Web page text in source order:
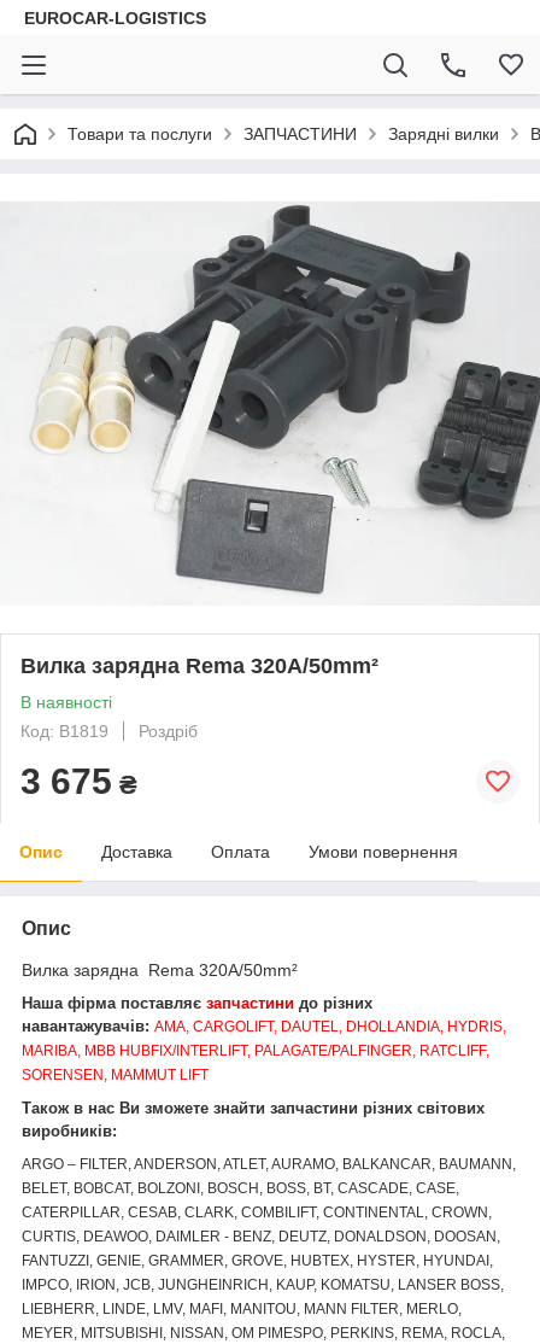
EUROCAR-LOGISTICS
Товари та послуги ЗАПЧАСТИНИ Зарядні вилки
Вилка зарядна Rema 320A/50mm²
В наявності
Код: В1819
Роздріб
3 675 ₴
Опис Доставка Оплата Умови повернення
Опис
Вилка зарядна Rema 320A/50mm²
Наша фірма поставляє запчастини до різних
навантажувачів: AMA, CARGOLIFT, DAUTEL, DHOLLANDIA, HYDRIS,
MARIBA, MBB HUBFIX/INTERLIFT, PALAGATE/PALFINGER, RATCLIFF,
SORENSEN, MAMMUT LIFT
Також в нас Ви зможете знайти запчастини різних світових
виробників:
ARGO – FILTER, ANDERSON, ATLET, AURAMO, BALKANCAR, BAUMANN,
BELET, BOBCAT, BOLZONI, BOSCH, BOSS, BT, CASCADE, CASE,
CATERPILLAR, CESAB, CLARK, COMBILIFT, CONTINENTAL, CROWN,
CURTIS, DEAWOO, DAIMLER - BENZ, DEUTZ, DONALDSON, DOOSAN,
FANTUZZI, GENIE, GRAMMER, GROVE, HUBTEX, HYSTER, HYUNDAI,
IMPCO, IRION, JCB, JUNGHEINRICH, KAUP, KOMATSU, LANSER BOSS,
LIEBHERR, LINDE, LMV, MAFI, MANITOU, MANN FILTER, MERLO,
MEYER, MITSUBISHI, NISSAN, OM PIMESPO, PERKINS, REMA, ROCLA,